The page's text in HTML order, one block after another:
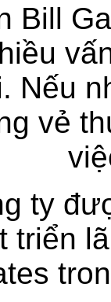
Bill
Nếu
vẻ
ty
triển